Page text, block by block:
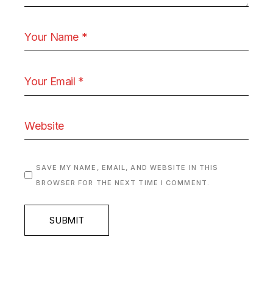
SAVE MY NAME, EMAIL, AND WEBSITE IN THIS
BROWSER FOR THE NEXT TIME I COMMENT.
SUBMIT